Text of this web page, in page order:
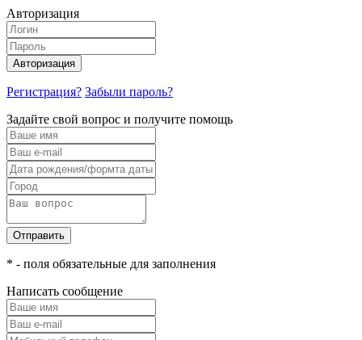
Авторизация
Авторизация
Регистрация? Забыли пароль?
Задайте свой вопрос и получите помощь
Отправить
* - поля обязательные для заполнения
Написать сообщение